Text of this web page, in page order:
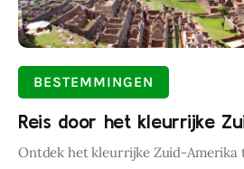
BESTEMMINGEN
Reis door het kleurrijke
Ontdek het kleurrijke Zuid-Amerika